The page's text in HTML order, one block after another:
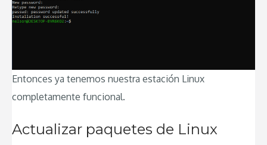
Entonces ya tenemos nuestra estación Linux
completamente funcional.
Actualizar paquetes de Linux